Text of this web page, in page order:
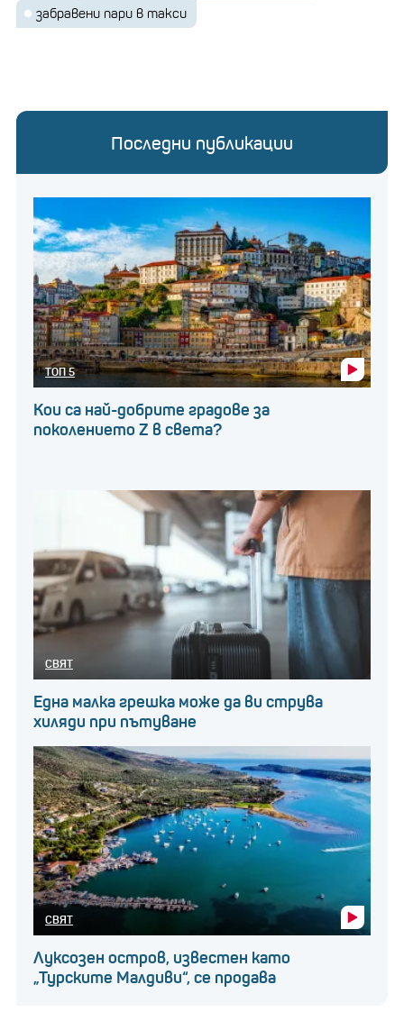
забравени пари в такси
Последни публикации
ТОП 5
Кои са най-добрите градове за
поколението Z в света?
СВЯТ
Една малка грешка може да ви струва
хиляди при пътуване
СВЯТ
Луксозен остров, известен като
„Турските Малдиви“, се продава